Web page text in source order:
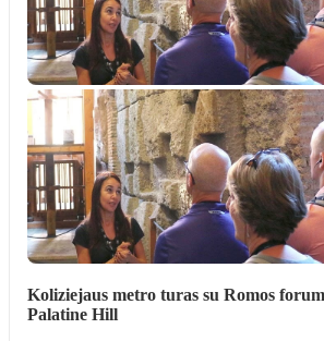
Koliziejaus metro turas su Romos
Palatine Hill